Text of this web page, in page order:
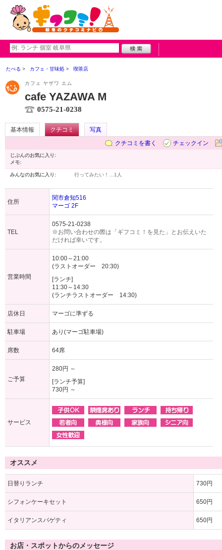
たべる カフェ・甘味処 喫茶店
カフェ ヤザワ エム
cafe YAZAWA M
0575-21-0238
基本情報 クチコミ
写真
クチコミを書く
チェックイン
じぶんのお気に入り:
メモ:
みんなのお気に入り: 行ってみたい！… 1人
住所
関市倉知516
マーゴ 2F
TEL
0575-21-0238
※お問い合わせの際は「ギフコミ！を見た」とお伝えいた
だければ幸いです。
営業時間
10:00～21:00
(ラストオーダー 20:30)
[ランチ]
11:30～14:30
(ランチラストオーダー 14:30)
店休日 マーゴに準ずる
駐車場 あり(マーゴ駐車場)
席数 64席
ご予算
280円 ～
[ランチ予算]
730円 ～
サービス
オススメ
日替りランチ 730円
シフォンケーキセット 650円
イタリアンスパゲティ 650円
お店・スポットからのメッセージ